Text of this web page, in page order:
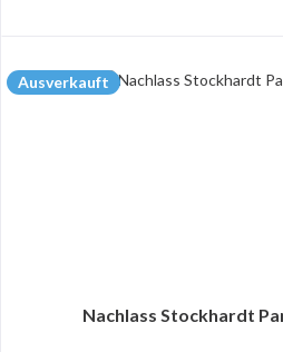
Ausverkauft
Nachlass Stockhardt